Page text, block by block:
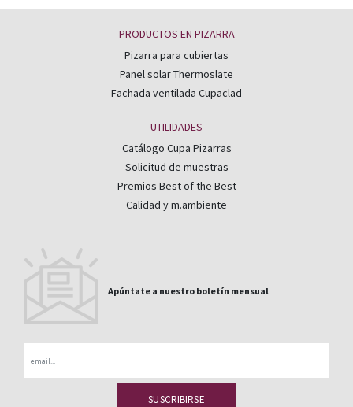
PRODUCTOS EN PIZARRA
Pizarra para cubiertas
Panel solar Thermoslate
Fachada ventilada Cupaclad
UTILIDADES
Catálogo Cupa Pizarras
Solicitud de muestras
Premios Best of the Best
Calidad y m.ambiente
Apúntate a nuestro boletín mensual